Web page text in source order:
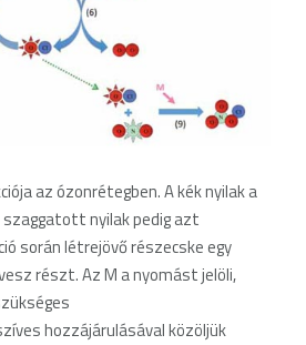
az ózonrétegben. A kék nyilak a
szaggatott nyilak pedig azt
során létrejövő részecske egy
részt. Az M a nyomást jelöli,
hozzájárulásával közöljük